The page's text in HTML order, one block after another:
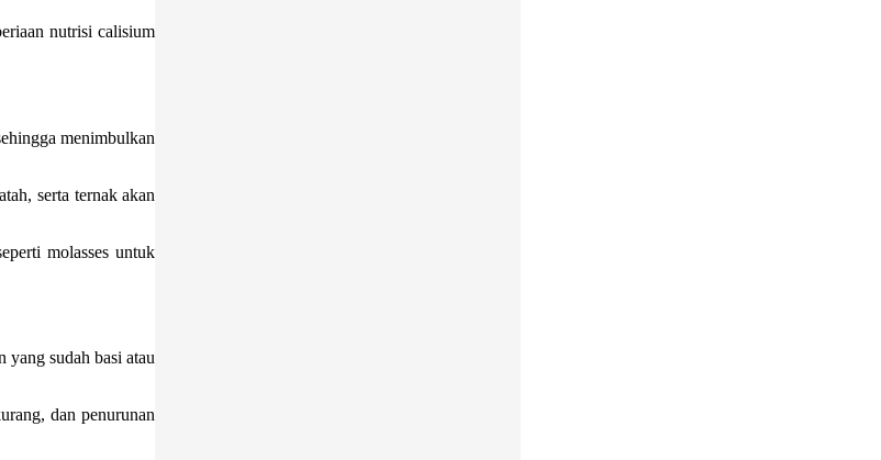
nutrisi calisium
menimbulkan
serta ternak akan
molasses untuk
yang sudah basi atau
dan penurunan